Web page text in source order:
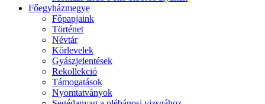
Főegyházmegye
Főpapjaink
Történet
Névtár
Körlevelek
Gyászjelentések
Rekollekció
Támogatások
Nyomtatványok